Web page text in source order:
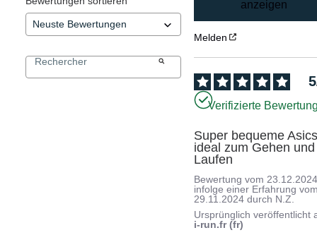
anzeigen
Melden
5
Verifizierte
Super bequeme
ideal zum Gehen und
Laufen
Bewertung vom
infolge einer Erfahrung
29.11.2024 durch N.Z.
Ursprünglich veröffentlicht
i-run.fr (fr)